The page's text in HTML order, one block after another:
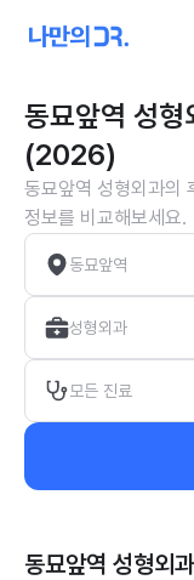
동묘앞역 성
(2026)
동묘앞역 성형외과의
정보를 비교해보세요.
동묘앞역
성형외과
모든 진료
동묘앞역 성형외과